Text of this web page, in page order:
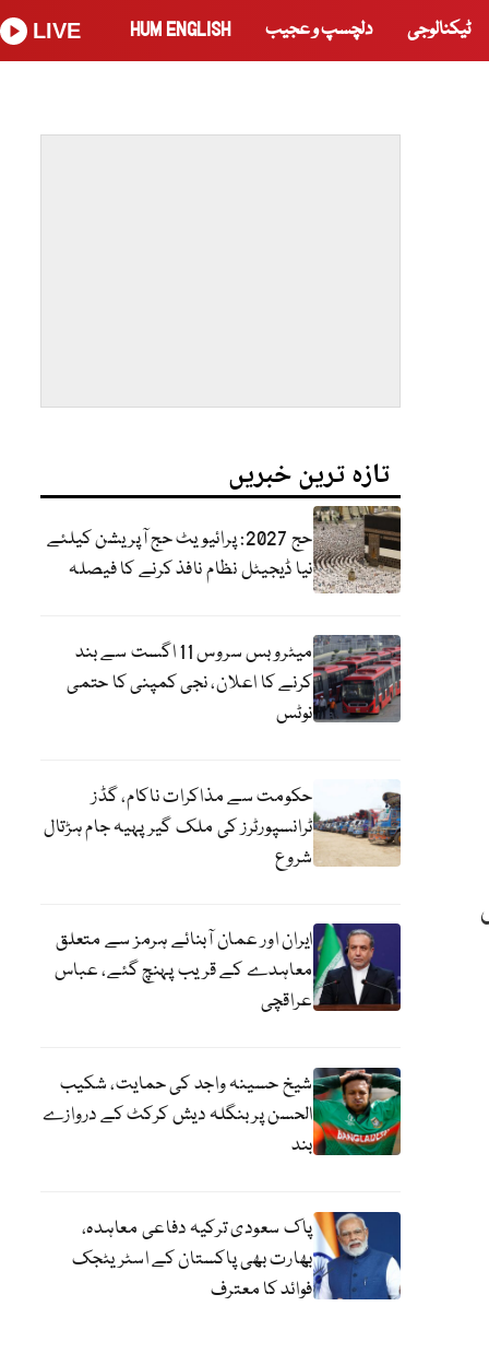
ٹیکنالوجی دلچسپ و عجیب HUM ENGLISH
LIVE
تازہ ترین خبریں
حج 2027: پرائیویٹ حج آپریشن کیلئے
نیا ڈیجیٹل نظام نافذ کرنے کا فیصلہ
میٹرو بس سروس 11 اگست سے بند
کرنے کا اعلان، نجی کمپنی کا حتمی
نوٹس
حکومت سے مذاکرات ناکام، گڈز
ٹرانسپورٹرز کی ملک گیر پہیہ جام ہڑتال
شروع
ایران اور عمان آبنائے ہرمز سے متعلق
معاہدے کے قریب پہنچ گئے، عباس
عراقچی
شیخ حسینہ واجد کی حمایت، شکیب
الحسن پر بنگلہ دیش کرکٹ کے دروازے
بند
پاک سعودی ترکیہ دفاعی معاہدہ،
بھارت بھی پاکستان کے اسٹریٹجک
فوائد کا معترف